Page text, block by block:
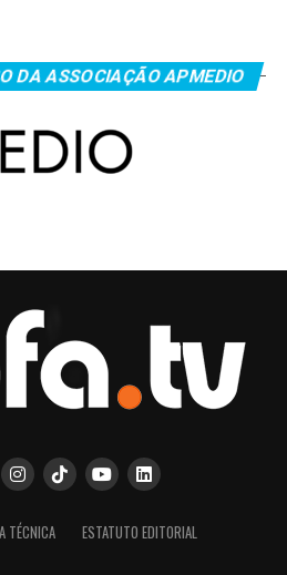
DA ASSOCIAÇÃO APMEDIO
TÉCNICA ESTATUTO EDITORIAL